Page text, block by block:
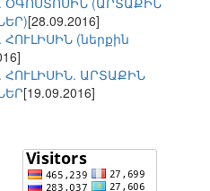
[28.09.2016]
(ներքին
ՀՈՒԼԻՍԻՆ. ԱՐՏԱՔԻՆ
[19.09.2016]